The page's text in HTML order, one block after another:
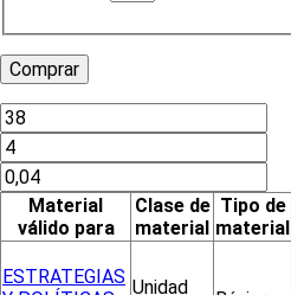
Material
válido para
Clase de
material
Tipo de
material
ESTRATEGIAS Unidad